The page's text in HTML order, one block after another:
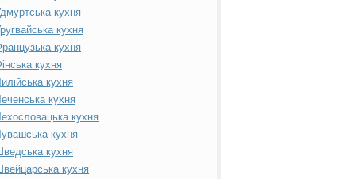
кухня
кухня
кухня
кухня
кухня
кухня
кухня
кухня
Шведська кухня
Швейцарська кухня